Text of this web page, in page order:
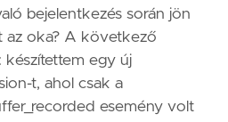
bejelentkezés során jön
az oka? A következő
egy új
t, ahol csak a
esemény volt